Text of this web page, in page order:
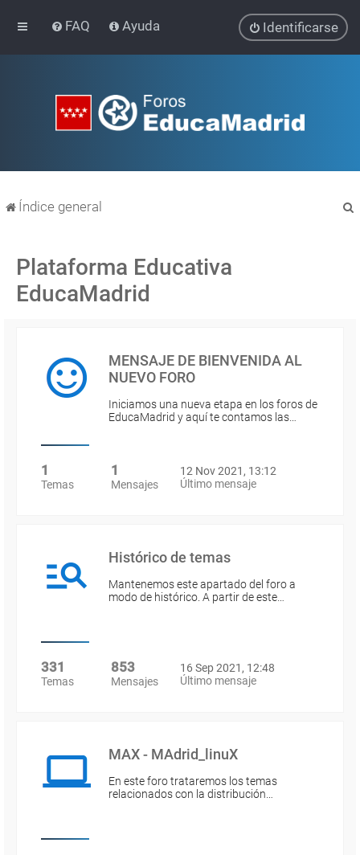
FAQ Ayuda Identificarse
Índice general
Plataforma Educativa
EducaMadrid
MENSAJE DE BIENVENIDA AL
NUEVO FORO
Iniciamos una nueva etapa en los foros de
EducaMadrid y aquí te contamos las…
1
Temas
1
Mensajes
12 Nov 2021, 13:12
Último mensaje
Histórico de temas
Mantenemos este apartado del foro a
modo de histórico. A partir de este…
331
Temas
853
Mensajes
16 Sep 2021, 12:48
Último mensaje
MAX - MAdrid_linuX
En este foro trataremos los temas
relacionados con la distribución…